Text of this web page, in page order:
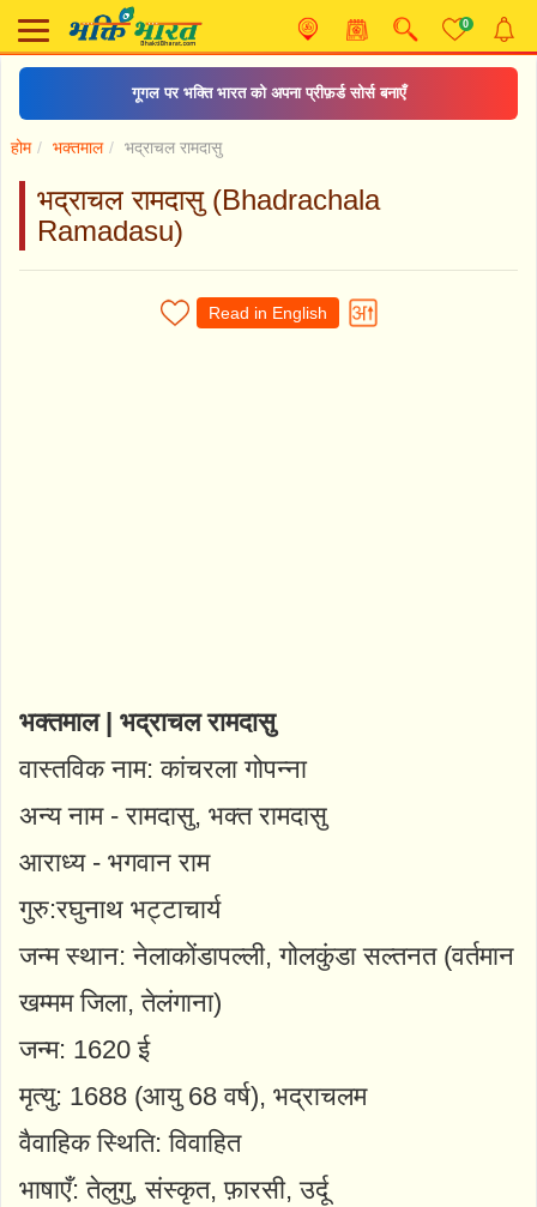
0
गूगल पर भक्ति भारत को अपना प्रीफ़र्ड सोर्स बनाएँ
होम भक्तमाल भद्राचल रामदासु
भद्राचल रामदासु (Bhadrachala
Ramadasu)
Read in English
भक्तमाल | भद्राचल रामदासु
वास्तविक नाम: कांचरला गोपन्ना
अन्य नाम - रामदासु, भक्त रामदासु
आराध्य - भगवान राम
गुरु:रघुनाथ भट्टाचार्य
जन्म स्थान: नेलाकोंडापल्ली, गोलकुंडा सल्तनत (वर्तमान
खम्मम जिला, तेलंगाना)
जन्म: 1620 ई
मृत्यु: 1688 (आयु 68 वर्ष), भद्राचलम
वैवाहिक स्थिति: विवाहित
भाषाएँ: तेलुगु, संस्कृत, फ़ारसी, उर्दू